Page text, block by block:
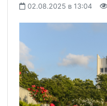
02.08.2025 в 13:04